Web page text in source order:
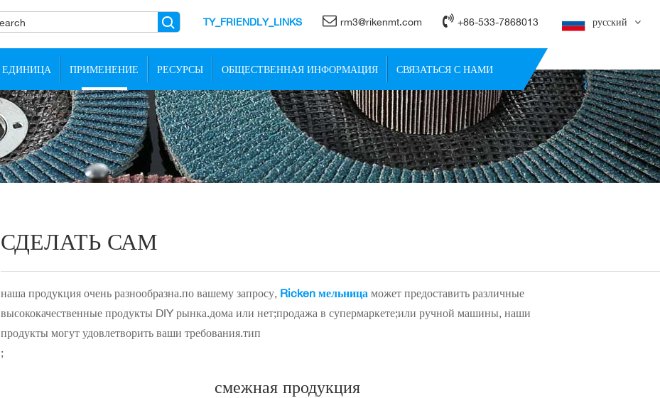
TY_FRIENDLY_LINKS rm3@rikenmt.com +86-533-7868013 русский
ЕДИНИЦА ПРИМЕНЕНИЕ РЕСУРСЫ ОБЩЕСТВЕННАЯ ИНФОРМАЦИЯ СВЯЗАТЬСЯ С НАМИ
СДЕЛАТЬ САМ
наша продукция очень разнообразна.по вашему запросу, Ricken мельницаможет предоставить различные
высококачественные продукты DIY рынка.дома или нет;продажа в супермаркете;или ручной машины, наши
продукты могут удовлетворить ваши требования.тип
;
смежная продукция